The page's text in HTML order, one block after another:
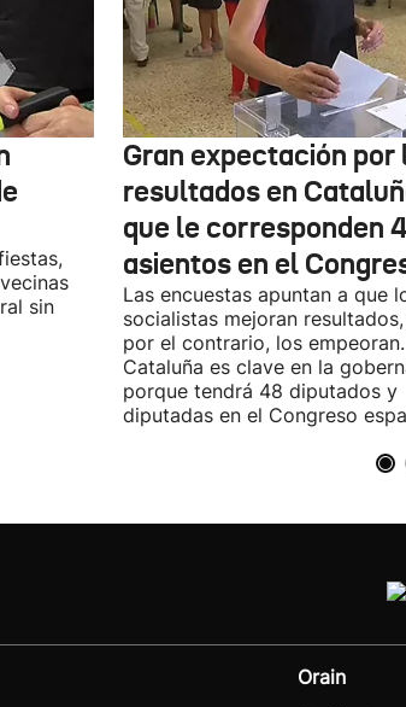
sin
Gran expectación por
resultados en
que le corresponden
asientos en el
Las encuestas apuntan a que
socialistas mejoran resultados,
por el contrario, los empeoran.
Cataluña es clave en la
porque tendrá 48 diputados y
diputadas en el Congreso
Orain